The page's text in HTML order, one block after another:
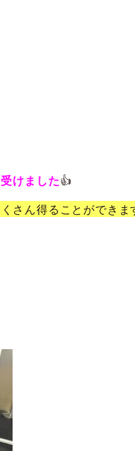
けました👍
ん得ることができます